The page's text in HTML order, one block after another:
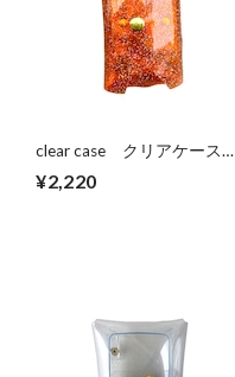
clear case クリアケース
¥2,220